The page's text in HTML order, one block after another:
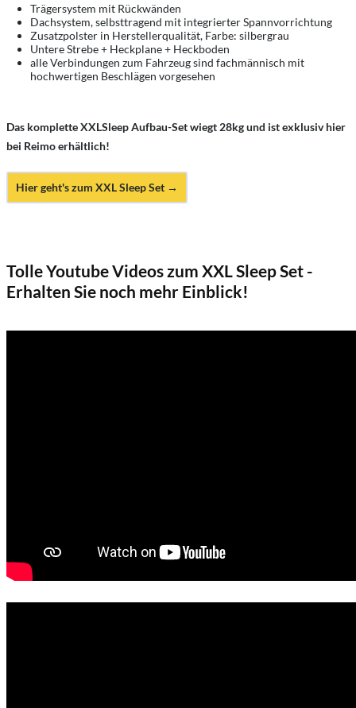
Trägersystem mit Rückwänden
Dachsystem, selbsttragend mit integrierter Spannvorrichtung
Zusatzpolster in Herstellerqualität, Farbe: silbergrau
Untere Strebe + Heckplane + Heckboden
alle Verbindungen zum Fahrzeug sind fachmännisch mit
hochwertigen Beschlägen vorgesehen
Das komplette XXLSleep Aufbau-Set wiegt 28kg und ist exklusiv hier
bei Reimo erhältlich!
Hier geht's zum XXL Sleep Set →
Tolle Youtube Videos zum XXL Sleep Set -
Erhalten Sie noch mehr Einblick!